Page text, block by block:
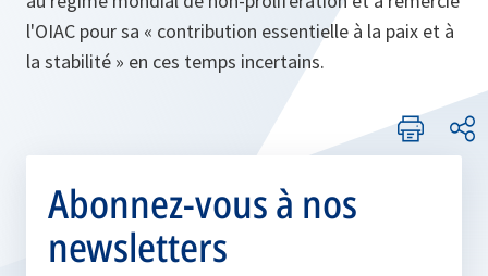
l'OIAC pour sa « contribution essentielle à la paix et à
la stabilité » en ces temps incertains.
Abonnez-vous à nos
newsletters